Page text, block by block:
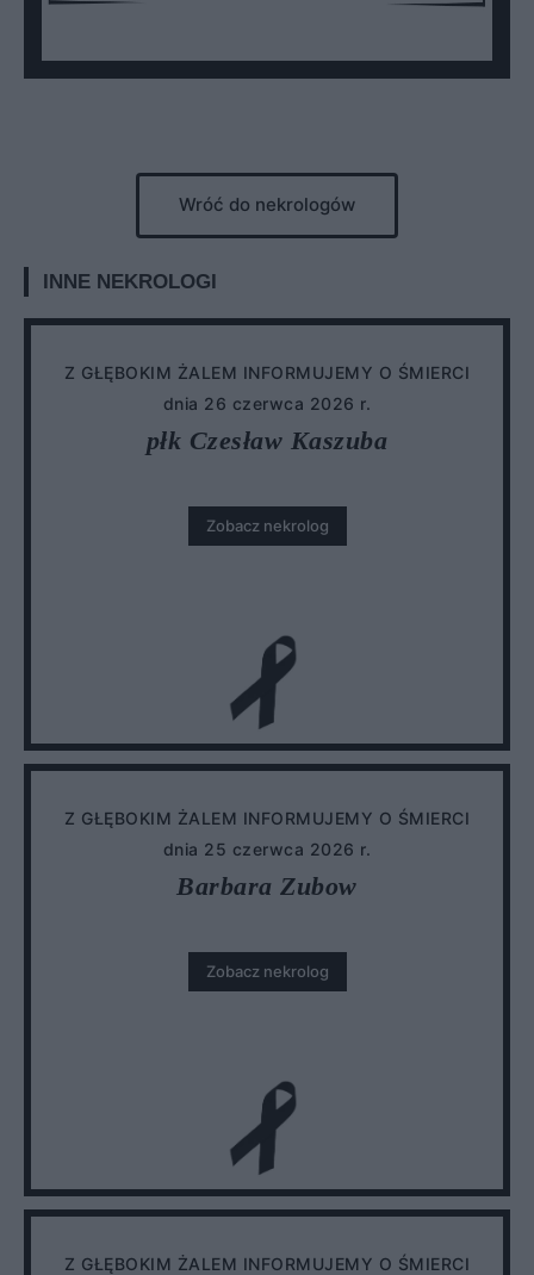
Wróć do nekrologów
INNE NEKROLOGI
Z GŁĘBOKIM ŻALEM INFORMUJEMY O ŚMIERCI
dnia 26 czerwca 2026 r.
płk Czesław Kaszuba
Zobacz nekrolog
Z GŁĘBOKIM ŻALEM INFORMUJEMY O ŚMIERCI
dnia 25 czerwca 2026 r.
Barbara Zubow
Zobacz nekrolog
Z GŁĘBOKIM ŻALEM INFORMUJEMY O ŚMIERCI